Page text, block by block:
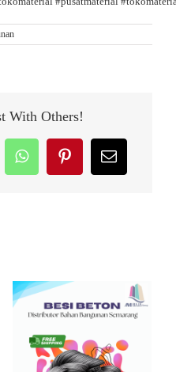
With Others!
WhatsAppPinterestEmail